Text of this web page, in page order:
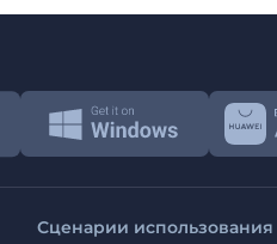
Сценарии использования